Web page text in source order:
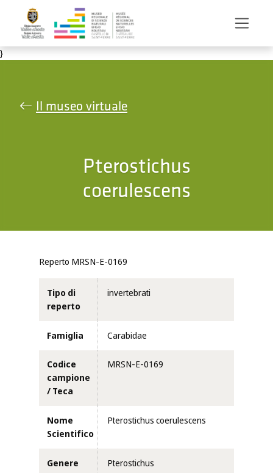
Salta al contenuto principale
}
Il museo virtuale
Pterostichus
coerulescens
Reperto MRSN-E-0169
Tipo di
reperto
invertebrati
Famiglia Carabidae
Codice
campione
/ Teca
MRSN-E-0169
Nome
Scientifico
Pterostichus coerulescens
Genere Pterostichus